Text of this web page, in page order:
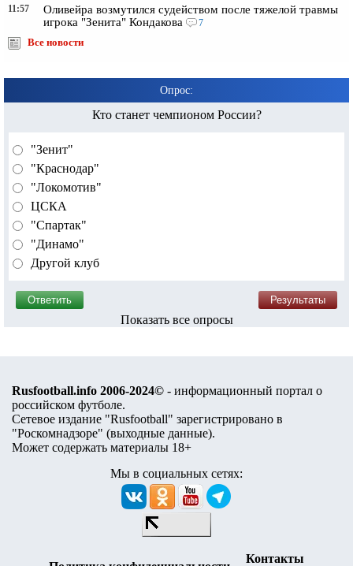
11:57
Оливейра возмутился судейством после тяжелой травмы
игрока "Зенита" Кондакова
7
Все новости
Опрос:
Кто станет чемпионом России?
"Зенит"
"Краснодар"
"Локомотив"
ЦСКА
"Спартак"
"Динамо"
Другой клуб
Показать все опросы
Rusfootball.info 2006-2024© - информационный портал о
российском футболе.
Сетевое издание "Rusfootball" зарегистрировано в
"Роскомнадзоре" (выходные данные).
Может содержать материалы 18+
Мы в социальных сетях:
Контакты